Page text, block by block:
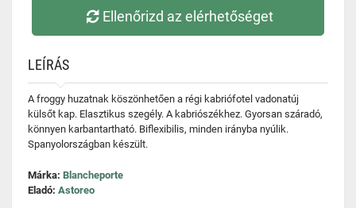
Ellenőrizd az elérhetőséget
LEÍRÁS
A froggy huzatnak köszönhetően a régi kabriófotel vadonatúj
külsőt kap. Elasztikus szegély. A kabriószékhez. Gyorsan száradó,
könnyen karbantartható. Biflexibilis, minden irányba nyúlik.
Spanyolországban készült.
Márka: Blancheporte
Eladó: Astoreo